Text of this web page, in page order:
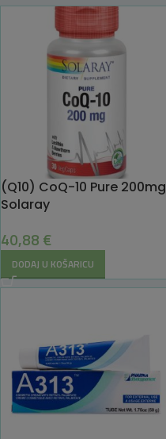
(Q10) CoQ-10 Pure 200mg
Solaray
40,88 €
DODAJ U KOŠARICU